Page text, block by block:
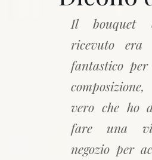
Il bouquet
ricevuto era
fantastico
vero che ho
fare una
negozio per